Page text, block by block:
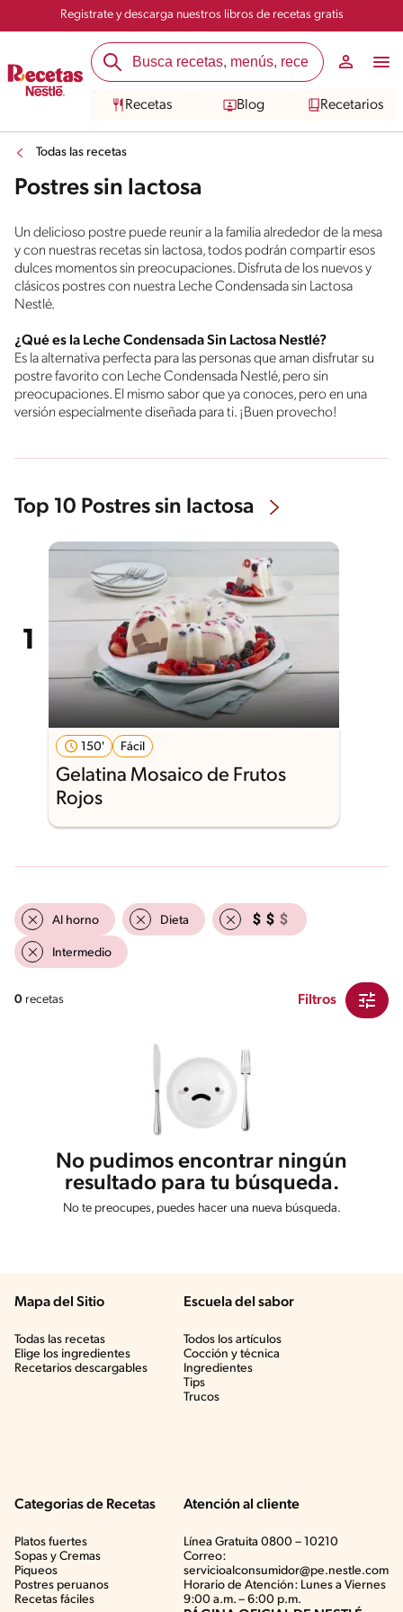
Registrate y descarga nuestros libros de recetas gratis
Recetas Blog Recetarios
Todas las recetas
Postres sin lactosa
Un delicioso postre puede reunir a la familia alrededor de la mesa
y con nuestras recetas sin lactosa, todos podrán compartir esos
dulces momentos sin preocupaciones. Disfruta de los nuevos y
clásicos postres con nuestra Leche Condensada sin Lactosa
Nestlé.
¿Qué es la Leche Condensada Sin Lactosa Nestlé?
Es la alternativa perfecta para las personas que aman disfrutar su
postre favorito con Leche Condensada Nestlé, pero sin
preocupaciones. El mismo sabor que ya conoces, pero en una
versión especialmente diseñada para ti. ¡Buen provecho!
Top 10 Postres sin lactosa
150' Fácil
Gelatina Mosaico de Frutos
Rojos
Al horno Dieta
Intermedio
0 recetas Filtros
No pudimos encontrar ningún
resultado para tu búsqueda.
No te preocupes, puedes hacer una nueva búsqueda.
Mapa del Sitio
Todas las recetas
Elige los ingredientes
Recetarios descargables
Escuela del sabor
Todos los artículos
Cocción y técnica
Ingredientes
Tips
Trucos
Categorias de Recetas
Platos fuertes
Sopas y Cremas
Piqueos
Postres peruanos
Recetas fáciles
Atención al cliente
Línea Gratuita 0800 – 10210
Correo:
servicioalconsumidor@pe.nestle.com
Horario de Atención: Lunes a Viernes
9:00 a.m. – 6:00 p.m.